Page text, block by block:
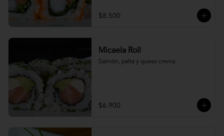
$8.500
Micaela Roll
Salmón, palta y queso crema.
$6.900